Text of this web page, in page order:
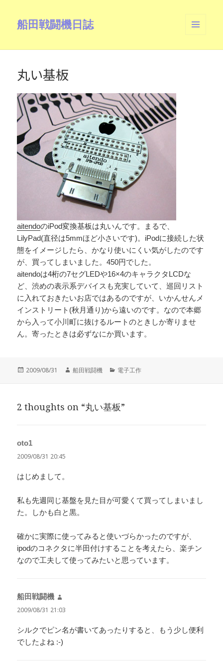
船田戦闘機日誌
ーとウ
丸い基板
aitendoのiPod変換基板は丸いんです。まるで、
LilyPad(直径は5mmほど小さいです)。iPodに接続した状
態をイメージしたら、かなり使いにくい気がしたのです
が、買ってしまいました。450円でした。
aitendoは4桁の7セグLEDや16×4のキャラクタLCDな
ど、渋めの表示系デバイスも充実していて、巡回リスト
に入れておきたいお店ではあるのですが、いかんせんメ
インストリート(秋月通り)から遠いのです。なので本郷
から入って小川町に抜けるルートのときしか寄りませ
ん。寄ったときは必ずなにか買います。
投
2009/08/31
作
船田戦闘機
カ
ー
電子工作
2 thoughts on “丸い基板”
oto1
り:
2009/08/31 20:45
はじめまして。
私も先週同じ基盤を見た目が可愛くて買ってしまいまし
た。しかも白と黒。
確かに実際に使ってみると使いづらかったのですが、
ipodのコネクタに半田付けすることを考えたら、楽チン
なので工夫して使ってみたいと思っています。
船田戦闘機
り:
2009/08/31 21:03
シルクでピン名が書いてあったりすると、もう少し便利
でしたよね :-)